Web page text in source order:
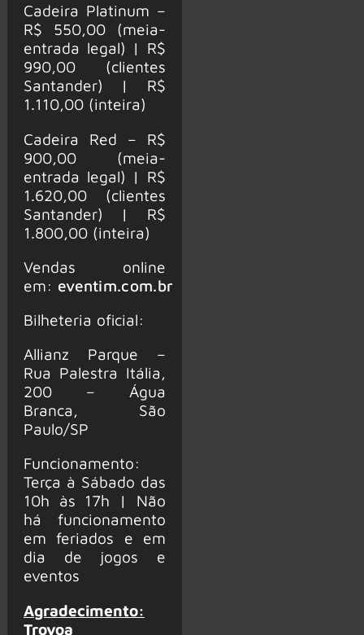
Cadeira Platinum –
R$ 550,00 (meia-
entrada legal) | R$
990,00 (clientes
Santander) | R$
1.110,00 (inteira)
Cadeira Red – R$
900,00 (meia-
entrada legal) | R$
1.620,00 (clientes
Santander) | R$
1.800,00 (inteira)
Vendas online
em: eventim.com.br
Bilheteria oficial:
Allianz Parque –
Rua Palestra Itália,
200 – Água
Branca, São
Paulo/SP
Funcionamento:
Terça à Sábado das
10h às 17h | Não
há funcionamento
em feriados e em
dia de jogos e
eventos
Agradecimento:
Trovoa